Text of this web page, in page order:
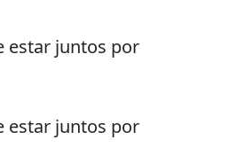
estar juntos por
estar juntos por